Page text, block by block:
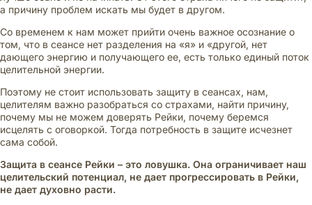
а причину проблем искать мы будет в другом.
Со временем к нам может прийти очень важное осознание о
том, что в сеансе нет разделения на «я» и «другой, нет
дающего энергию и получающего ее, есть только единый поток
целительной энергии.
Поэтому не стоит использовать защиту в сеансах, нам,
целителям важно разобраться со страхами, найти причину,
почему мы не можем доверять Рейки, почему беремся
исцелять с оговоркой. Тогда потребность в защите исчезнет
сама собой.
Защита в сеансе Рейки – это ловушка. Она ограничивает наш
целительский потенциал, не дает прогрессировать в Рейки,
не дает духовно расти.